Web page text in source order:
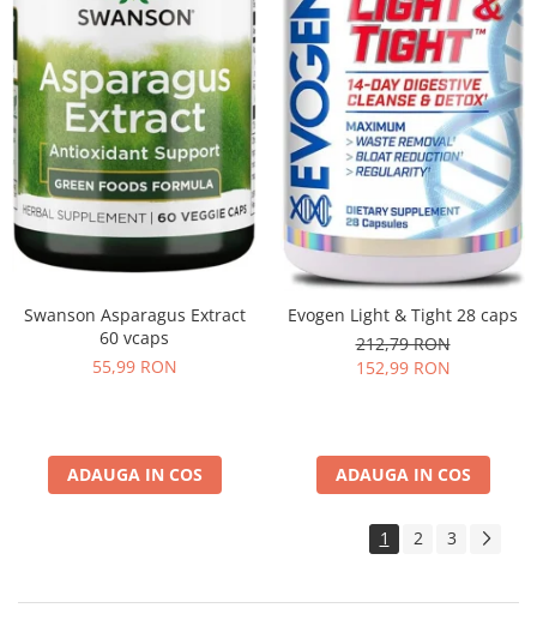
Swanson Asparagus Extract
60 vcaps
55,99 RON
ADAUGA IN COS
Evogen Light & Tight 28 caps
212,79 RON
152,99 RON
ADAUGA IN COS
1 2 3